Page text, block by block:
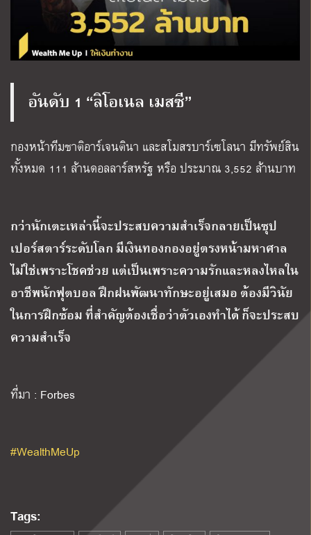
อันดับ 1 “ลิโอเนล เมสซี”
กองหน้าทีมชาติอาร์เจนตินา และสโมสรบาร์เซโลนา มีทรัพย์สิน
ทั้งหมด 111 ล้านดอลลาร์สหรัฐ หรือ ประมาณ 3,552 ล้านบาท
กว่านักเตะเหล่านี้จะประสบความสำเร็จกลายเป็นซุป
เปอร์สตาร์ระดับโลก มีเงินทองกองอยู่ตรงหน้ามหาศาล
ไม่ใช่เพราะโชคช่วย แต่เป็นเพราะความรักและหลงไหลใน
อาชีพนักฟุตบอล ฝึกฝนพัฒนาทักษะอยู่เสมอ ต้องมีวินัย
ในการฝึกซ้อม ที่สำคัญต้องเชื่อว่าตัวเองทำได้ ก็จะประสบ
ความสำเร็จ
ที่มา : Forbes
#WealthMeUp
Tags: